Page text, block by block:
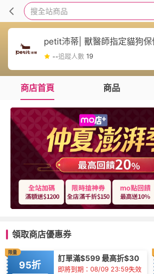
搜全站商品
petit沛蒂| 獸醫師指定貓狗保
品牌
--追蹤人數 19
商店首頁 商品
領取商店優惠券
限量
95折
訂單滿$599 最高折$30
即將到期：08/09 23:59失效